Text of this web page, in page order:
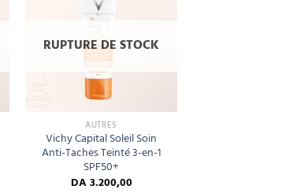
RUPTURE DE STOCK
AUTRES
Vichy Capital Soleil Soin
Anti-Taches Teinté 3-en-1
SPF50+
DA3.200,00